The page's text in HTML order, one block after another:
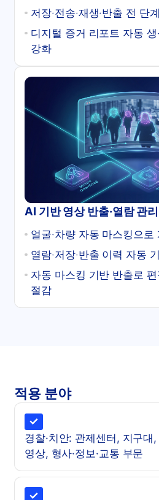
저장·전송·재생·반출 전 단
디지털 증거 리포트 자동
강화
AI 기반 영상 반출·열람 관
얼굴·차량 자동 마스킹으로
열람·저장·반출 이력 자동
자동 마스킹 기반 반출로 편
절감
적용 분야
경찰·치안: 관제센터, 지구대
영상, 형사·정보·교통 부문